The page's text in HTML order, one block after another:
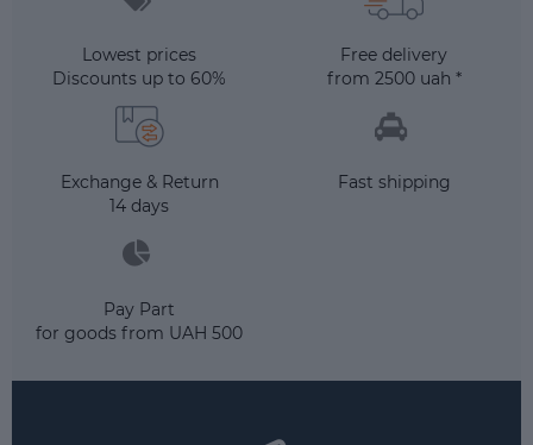
Lowest prices
Discounts up to 60%
Free delivery
from 2500 uah *
Exchange & Return
14 days
Fast shipping
Pay Part
for goods from UAH 500